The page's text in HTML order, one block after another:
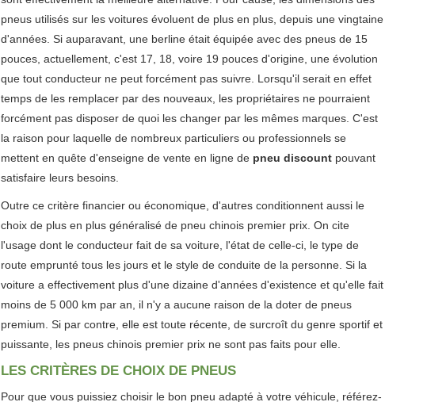
pneus utilisés sur les voitures évoluent de plus en plus, depuis une vingtaine
d'années. Si auparavant, une berline était équipée avec des pneus de 15
pouces, actuellement, c'est 17, 18, voire 19 pouces d'origine, une évolution
que tout conducteur ne peut forcément pas suivre. Lorsqu'il serait en effet
temps de les remplacer par des nouveaux, les propriétaires ne pourraient
forcément pas disposer de quoi les changer par les mêmes marques. C'est
la raison pour laquelle de nombreux particuliers ou professionnels se
mettent en quête d'enseigne de vente en ligne de pneu discount pouvant
satisfaire leurs besoins.
Outre ce critère financier ou économique, d'autres conditionnent aussi le
choix de plus en plus généralisé de pneu chinois premier prix. On cite
l'usage dont le conducteur fait de sa voiture, l'état de celle-ci, le type de
route emprunté tous les jours et le style de conduite de la personne. Si la
voiture a effectivement plus d'une dizaine d'années d'existence et qu'elle fait
moins de 5 000 km par an, il n'y a aucune raison de la doter de pneus
premium. Si par contre, elle est toute récente, de surcroît du genre sportif et
puissante, les pneus chinois premier prix ne sont pas faits pour elle.
LES CRITÈRES DE CHOIX DE PNEUS
Pour que vous puissiez choisir le bon pneu adapté à votre véhicule, référez-